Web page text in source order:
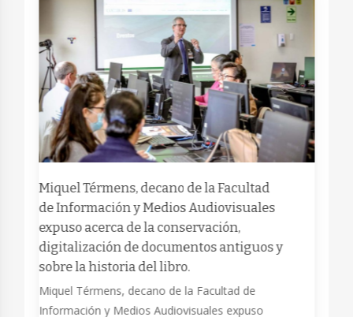
Miquel Térmens, decano de la Facultad
de Información y Medios Audiovisuales
expuso acerca de la conservación,
digitalización de documentos antiguos y
sobre la historia del libro.
Miquel Térmens, decano de la Facultad de
Información y Medios Audiovisuales expuso